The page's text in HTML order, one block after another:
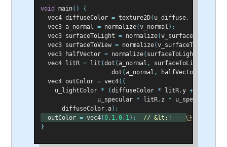
void main()
{
  vec4 diffuseColor
= texture2D( u_diffuse,
  vec3 a_normal
= normalize(v_normal );
  vec3 surfaceToLight
= normalize(v_surfaceToLight
  vec3 surfaceToView
= normalize(v_surfaceToView
  vec3 halfVector
= normalize( surfaceToLight
  vec4 litR
= lit (dot (a_normal , surfaceToLight
                    dot
(a_normal , halfVector
  vec4 outColor
= vec4((
    u_lightColor
* (diffuseColor * litR.y +
                u_specular
* litR. z *
      diffuseColor
.a);
  outColor
= vec4(0, 1,0, 1);
// &lt;!--- 단순한 초록색
}